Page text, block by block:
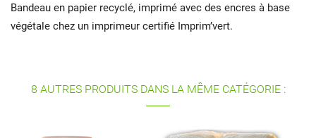
Bandeau en papier recyclé, imprimé avec des encres à base
végétale chez un imprimeur certifié Imprim’vert.
8 AUTRES PRODUITS DANS LA MÊME CATÉGORIE :